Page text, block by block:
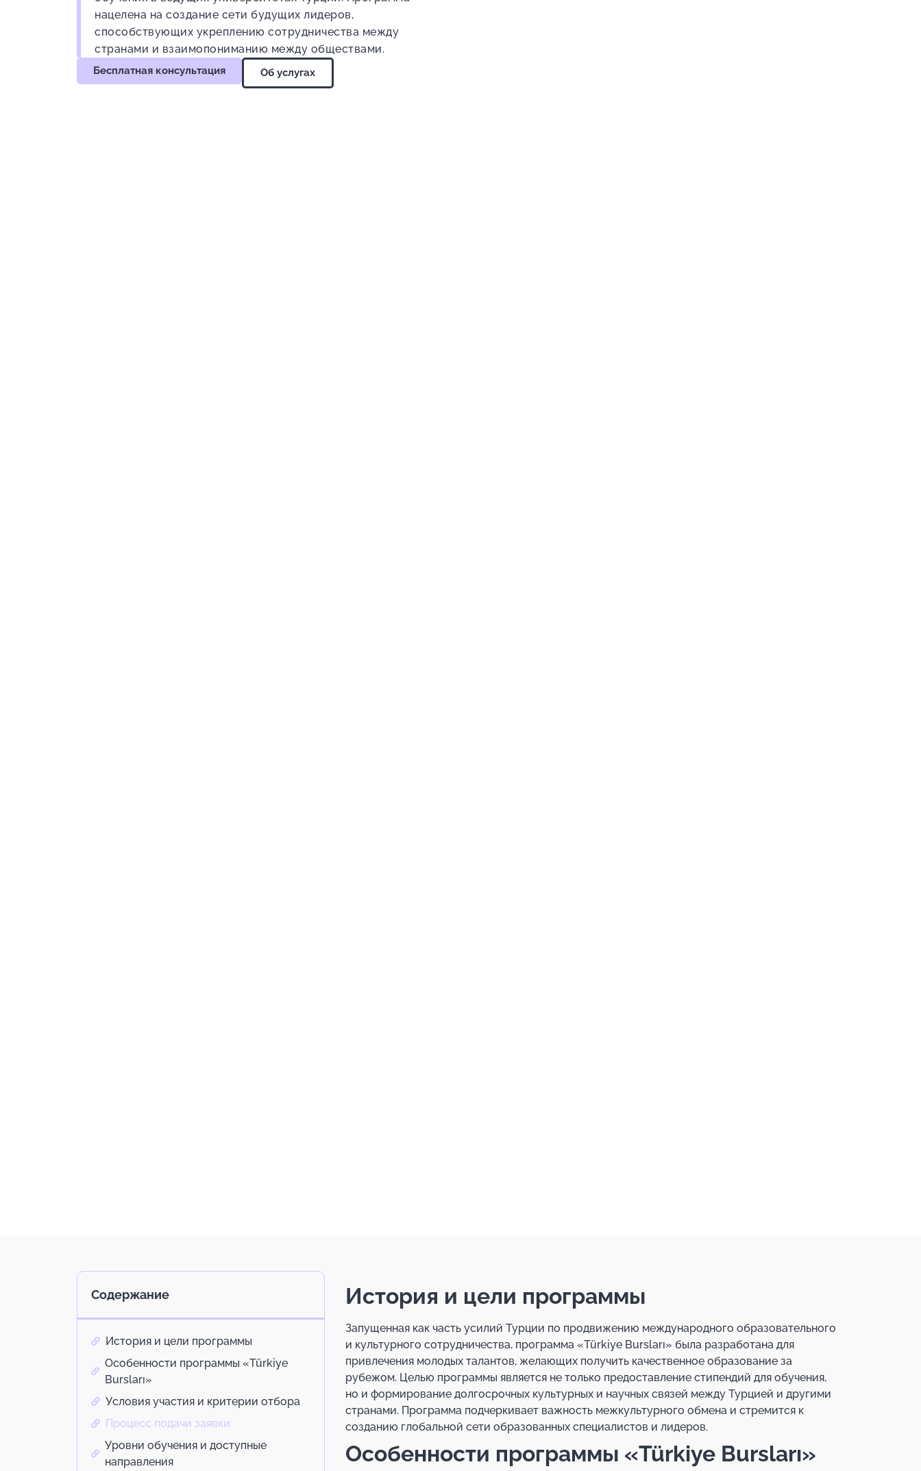
нацелена на создание сети будущих лидеров,
способствующих укреплению сотрудничества между
странами и взаимопониманию между обществами.
Бесплатная консультация Об услугах
Содержание
История и цели программы
Особенности программы «Türkiye
Bursları»
Условия участия и критерии отбора
Процесс подачи заявки
Уровни обучения и доступные
направления
История и цели программы
Запущенная как часть усилий Турции по продвижению международного образовательного
и культурного сотрудничества, программа «Türkiye Bursları» была разработана для
привлечения молодых талантов, желающих получить качественное образование за
рубежом. Целью программы является не только предоставление стипендий для обучения,
но и формирование долгосрочных культурных и научных связей между Турцией и другими
странами. Программа подчеркивает важность межкультурного обмена и стремится к
созданию глобальной сети образованных специалистов и лидеров.
Особенности программы «Türkiye Bursları»